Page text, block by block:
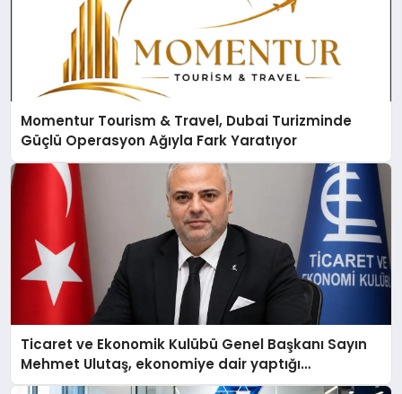
Momentur Tourism & Travel, Dubai Turizminde
Güçlü Operasyon Ağıyla Fark Yaratıyor
Ticaret ve Ekonomik Kulübü Genel Başkanı Sayın
Mehmet Ulutaş, ekonomiye dair yaptığı
açıklamada şunları kaydetti: